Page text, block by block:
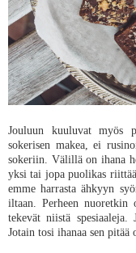
Jouluun kuuluvat myös
sokerisen makea, ei
sokeriin. Välillä on ihana
yksi tai jopa puolikas
emme harrasta ähkyyn
iltaan. Perheen nuoretkin
tekevät niistä
Jotain tosi ihanaa sen